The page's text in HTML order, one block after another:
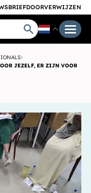
DOORVERWIJZEN
JEZELF, ER ZIJN VOOR